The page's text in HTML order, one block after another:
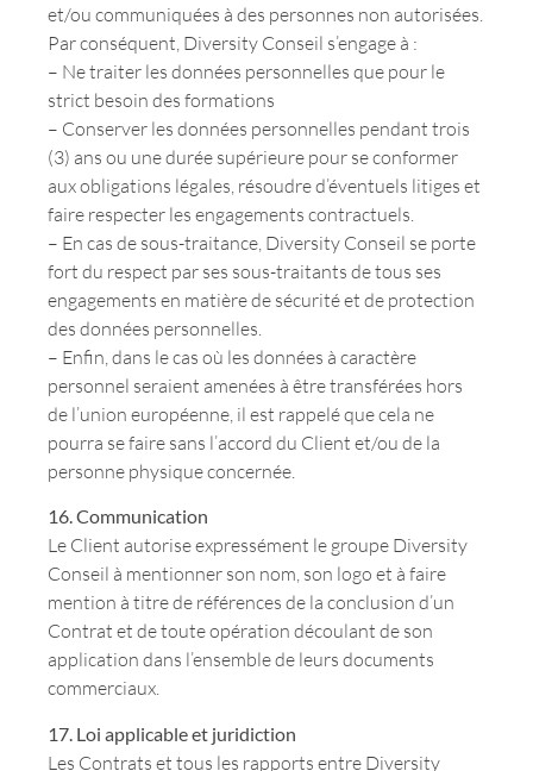
et/ou communiquées à des personnes non autorisées.
Par conséquent, Diversity Conseil s’engage à :
– Ne traiter les données personnelles que pour le
strict besoin des formations
– Conserver les données personnelles pendant trois
(3) ans ou une durée supérieure pour se conformer
aux obligations légales, résoudre d’éventuels litiges et
faire respecter les engagements contractuels.
– En cas de sous-traitance, Diversity Conseil se porte
fort du respect par ses sous-traitants de tous ses
engagements en matière de sécurité et de protection
des données personnelles.
– Enfin, dans le cas où les données à caractère
personnel seraient amenées à être transférées hors
de l’union européenne, il est rappelé que cela ne
pourra se faire sans l’accord du Client et/ou de la
personne physique concernée.
16. Communication
Le Client autorise expressément le groupe Diversity
Conseil à mentionner son nom, son logo et à faire
mention à titre de références de la conclusion d’un
Contrat et de toute opération découlant de son
application dans l’ensemble de leurs documents
commerciaux.
17. Loi applicable et juridiction
Les Contrats et tous les rapports entre Diversity